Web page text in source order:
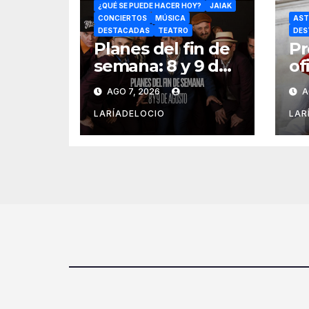
¿QUÉ SE PUEDE HACER HOY?
JAIAK
CONCIERTOS
MÚSICA
DESTACADAS
TEATRO
Planes del fin de
semana: 8 y 9 de
agosto
AGO 7, 2026
LARÍADELOCIO